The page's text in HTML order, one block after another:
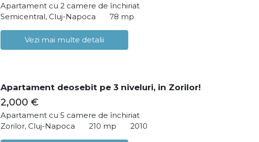
Apartament cu 2 camere de închiriat
Semicentral, Cluj-Napoca
78 mp
Vezi mai multe detalii
Apartament deosebit pe 3 niveluri, in Zorilor!
2,000 €
Apartament cu 5 camere de închiriat
Zorilor, Cluj-Napoca
210 mp 2010